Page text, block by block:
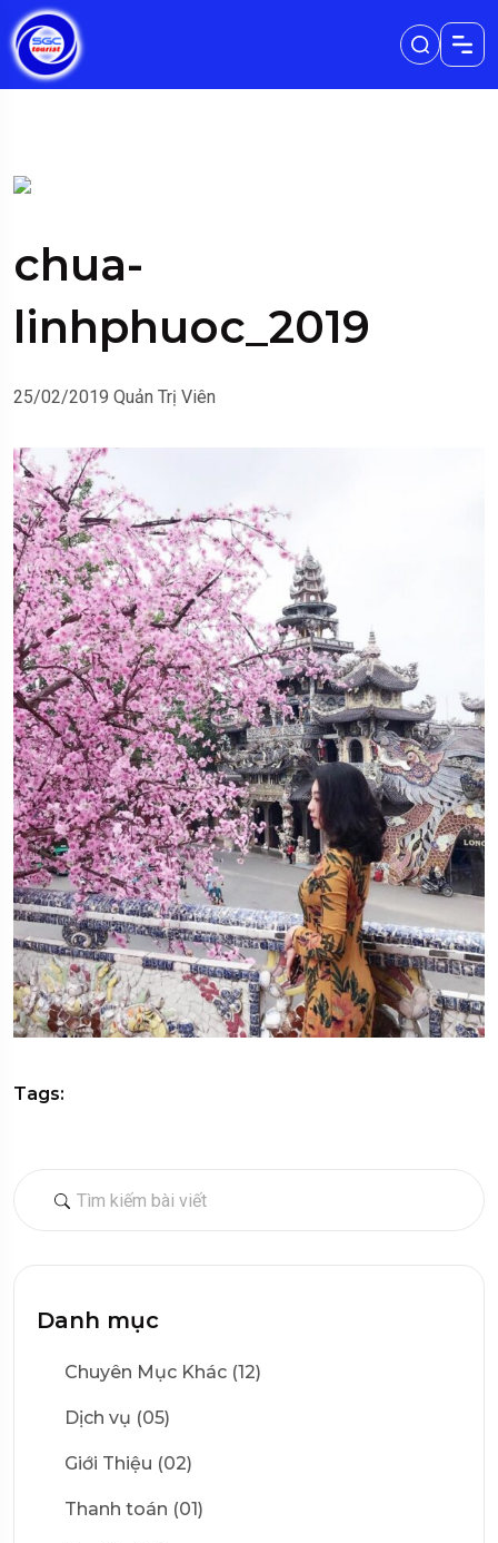
Danh mục
Chuyên Mục Khác (12)
Dịch vụ (05)
Giới Thiệu (02)
Thanh toán (01)
chua-
linhphuoc_2019
25/02/2019 Quản Trị Viên
Tags: